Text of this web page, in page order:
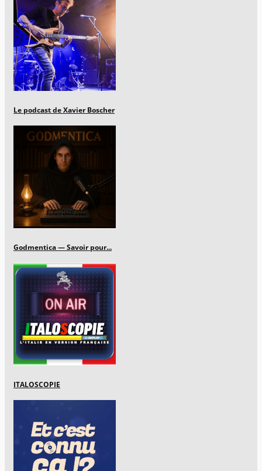
Le podcast de Xavier Boscher
Godmentica — Savoir pour...
ITALOSCOPIE